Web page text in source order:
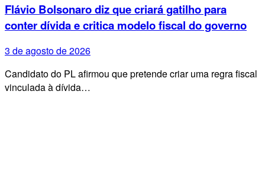
Flávio Bolsonaro diz que criará gatilho para
conter dívida e critica modelo fiscal do governo
3 de agosto de 2026
Candidato do PL afirmou que pretende criar uma regra fiscal
vinculada à dívida…